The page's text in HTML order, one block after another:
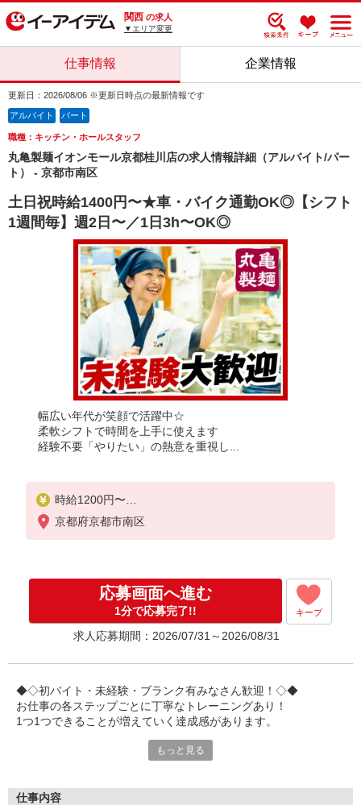
関西 の求人
▼エリア変更
仕事情報 企業情報
更新日：2026/08/06 ※更新日時点の最新情報です
アルバイト パート
職種：キッチン・ホールスタッフ
丸亀製麺イオンモール京都桂川店の求人情報詳細（アルバイト/パー
ト） - 京都市南区
土日祝時給1400円〜★車・バイク通勤OK◎【シフト
1週間毎】週2日〜／1日3h〜OK◎
幅広い年代が笑顔で活躍中☆
柔軟シフトで時間を上手に使えます
経験不要「やりたい」の熱意を重視し...
時給1200円〜
☆土日祝は時給200円UP!!
京都府京都市南区
応募画面へ進む
1分で応募完了!! キープ
求人応募期間：2026/07/31～2026/08/31
◆◇初バイト・未経験・ブランク有みなさん歓迎！◇◆
お仕事の各ステップごとに丁寧なトレーニングあり！
1つ1つできることが増えていく達成感があります。
15歳以下のお子さまがいる従業員を対象に専用カードを支給！
もっと見る
仕事内容